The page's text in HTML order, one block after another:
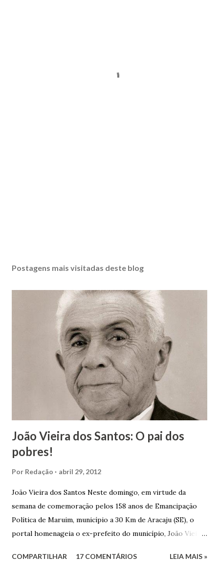
Postagens mais visitadas deste blog
João Vieira dos Santos: O pai dos
pobres!
Por Redação abril 29, 2012
João Vieira dos Santos Neste domingo, em virtude da
semana de comemoração pelos 158 anos de Emancipação
Política de Maruim, município a 30 Km de Aracaju (SE), o
portal homenageia o ex-prefeito do município, João Vieira
Vieira dos Santos e Arlinda Barroso dos Santos, nasceu em
COMPARTILHAR 17 COMENTÁRIOS LEIA MAIS »